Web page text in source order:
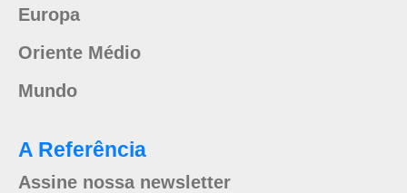
Europa
Oriente Médio
Mundo
A Referência
Assine nossa newsletter